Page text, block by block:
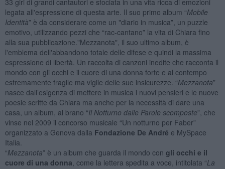
legata all'espressione di questa arte. Il suo primo album “Mobile
Identità” è da considerare come un "diario in musica”, un puzzle
emotivo, utilizzando pezzi che “rac-cantano” la vita di Chiara fino
alla sua pubblicazione."Mezzanota", il suo ultimo album, è
l'emblema dell'abbandono totale delle difese e quindi la massima
espressione di libertà. Un raccolta di canzoni inedite che racconta il
mondo con gli occhi e il cuore di una donna forte e al contempo
estremamente fragile ma vigile delle sue insicurezze. “Mezzanota”
nasce dall’esigenza di mettere in musica i nuovi pensieri e le nuove
poesie scritte da Chiara ma anche per la necessità di dare una
casa, un album, al brano “Il Notturno dalle Parole scomposte”, che
vinse nel 2009 il concorso musicale “Un notturno per Faber”
organizzato a Genova dalla Fondazione De André e MySpace
Italia.
“Mezzanota” è un album che guarda il mondo con gli occhi e il
cuore di una donna , come la lettera spedita a voce, intitolata “La